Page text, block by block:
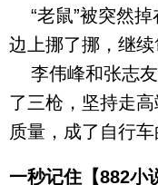
“老鼠”被突然掉
边上挪了挪，继续
李伟峰和张志友
了三枪，坚持走
质量，成了自行车
一秒记住【882小